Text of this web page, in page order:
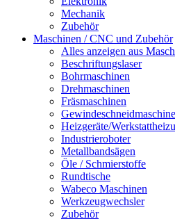
Mechanik
Zubehör
Maschinen / CNC und Zubehör
Alles anzeigen aus
Beschriftungslaser
Bohrmaschinen
Drehmaschinen
Fräsmaschinen
Heizgeräte/
Industrieroboter
Metallbandsägen
Öle / Schmierstoffe
Rundtische
Wabeco Maschinen
Werkzeugwechsler
Zubehör